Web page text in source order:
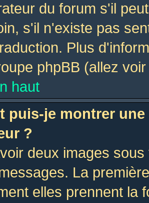
du forum s'il
s'il n'existe pas
Plus
phpBB (allez
haut
puis-je montrer
?
deux images
La
elles prennent la